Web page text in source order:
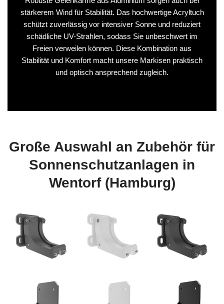
stärkerem Wind für Stabilität. Das hochwertige Acryltuch
schützt zuverlässig vor intensiver Sonne und reduziert
schädliche UV-Strahlen, sodass Sie unbeschwert im
Freien verweilen können. Diese Kombination aus
Stabilität und Komfort macht unsere Markisen praktisch
und optisch ansprechend zugleich.
Große Auswahl an Zubehör für
Sonnenschutzanlagen in
Wentorf (Hamburg)